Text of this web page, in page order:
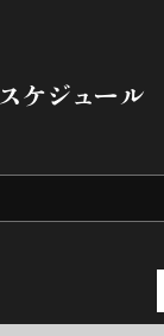
スケジュール